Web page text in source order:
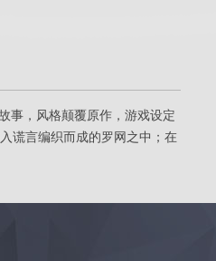
，风格颠覆原作，游戏设定
谎言编织而成的罗网之中；在